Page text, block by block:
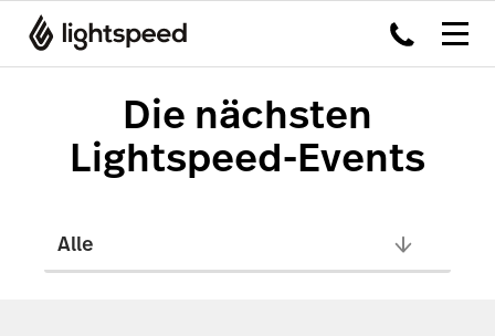
Die nächsten
Lightspeed-Events